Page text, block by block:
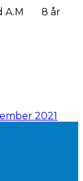
A.M
8 år
2021